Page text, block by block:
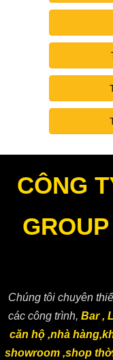
CÔNG
Chúng tôi chuyên
các công trình, Bar ,
căn hộ ,nhà
showroom ,shop